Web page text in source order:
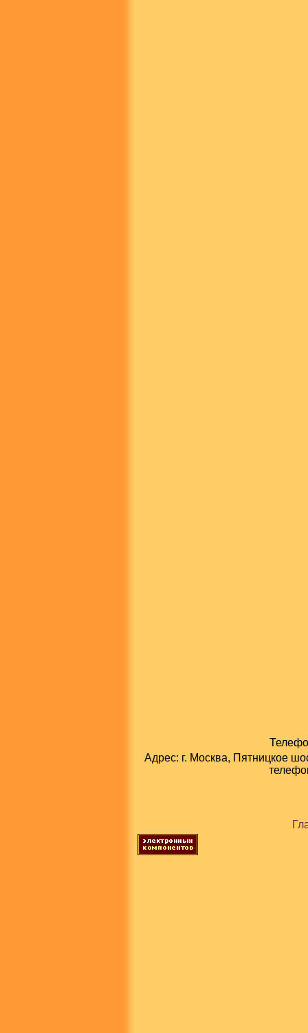
Адрес: г. Москва, Пятницкое